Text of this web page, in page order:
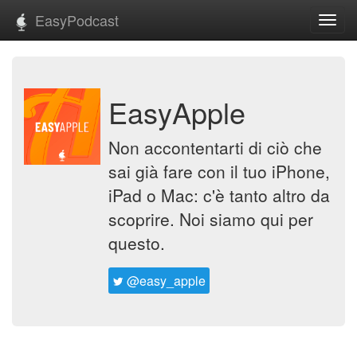
EasyPodcast
EasyApple
Non accontentarti di ciò che
sai già fare con il tuo iPhone,
iPad o Mac: c'è tanto altro da
scoprire. Noi siamo qui per
questo.
@easy_apple